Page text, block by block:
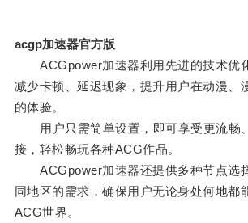
acgp加速器官方版
ACGpower加速器利用先进的技术优
减少卡顿、延迟现象，提升用户在动漫、
的体验。
用户只需简单设置，即可享受更流畅
接，轻松畅玩各种ACG作品。
ACGpower加速器还提供多种节点选
同地区的需求，确保用户无论身处何地都
ACG世界。